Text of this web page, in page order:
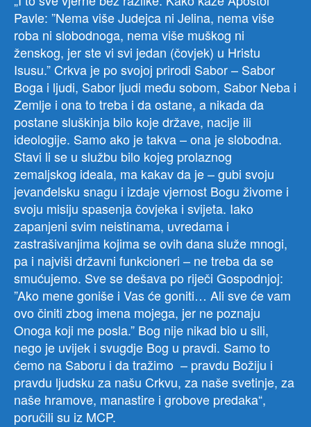
Pavle: ”Nema više Judejca ni Jelina, nema više
roba ni slobodnoga, nema više muškog ni
ženskog, jer ste vi svi jedan (čovjek) u Hristu
Isusu.” Crkva je po svojoj prirodi Sabor – Sabor
Boga i ljudi, Sabor ljudi među sobom, Sabor Neba i
Zemlje i ona to treba i da ostane, a nikada da
postane sluškinja bilo koje države, nacije ili
ideologije. Samo ako je takva – ona je slobodna.
Stavi li se u službu bilo kojeg prolaznog
zemaljskog ideala, ma kakav da je – gubi svoju
jevanđelsku snagu i izdaje vjernost Bogu živome i
svoju misiju spasenja čovjeka i svijeta. Iako
zapanjeni svim neistinama, uvredama i
zastrašivanjima kojima se ovih dana služe mnogi,
pa i najviši državni funkcioneri – ne treba da se
smućujemo. Sve se dešava po riječi Gospodnjoj:
”Ako mene goniše i Vas će goniti… Ali sve će vam
ovo činiti zbog imena mojega, jer ne poznaju
Onoga koji me posla.” Bog nije nikad bio u sili,
nego je uvijek i svugdje Bog u pravdi. Samo to
ćemo na Saboru i da tražimo – pravdu Božiju i
pravdu ljudsku za našu Crkvu, za naše svetinje, za
naše hramove, manastire i grobove predaka“,
poručili su iz MCP.